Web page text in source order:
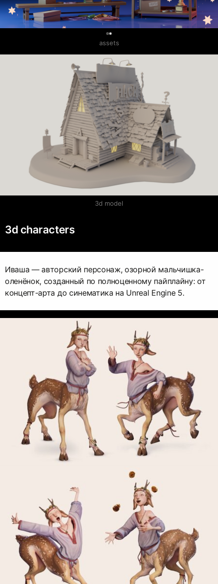
assets
3d model
3d characters
Иваша — авторский персонаж, озорной мальчишка-
оленёнок, созданный по полноценному пайплайну: от
концепт-арта до синематика на Unreal Engine 5.